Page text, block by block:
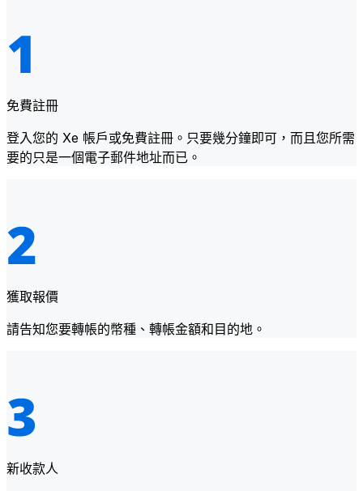
免費註冊
登入您的 Xe 帳戶或免費註冊。只要幾分鐘即可，而且您所需
要的只是一個電子郵件地址而已。
獲取報價
請告知您要轉帳的幣種、轉帳金額和目的地。
新收款人